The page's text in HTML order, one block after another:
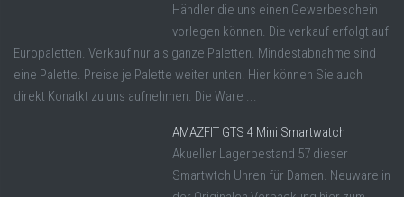
Händler die uns einen Gewerbeschein
vorlegen können. Die verkauf erfolgt auf
Europaletten. Verkauf nur als ganze Paletten. Mindestabnahme sind
eine Palette. Preise je Palette weiter unten. Hier können Sie auch
direkt Konatkt zu uns aufnehmen. Die Ware ...
AMAZFIT GTS 4 Mini Smartwatch
Akueller Lagerbestand 57 dieser
Smartwtch Uhren für Damen. Neuware in